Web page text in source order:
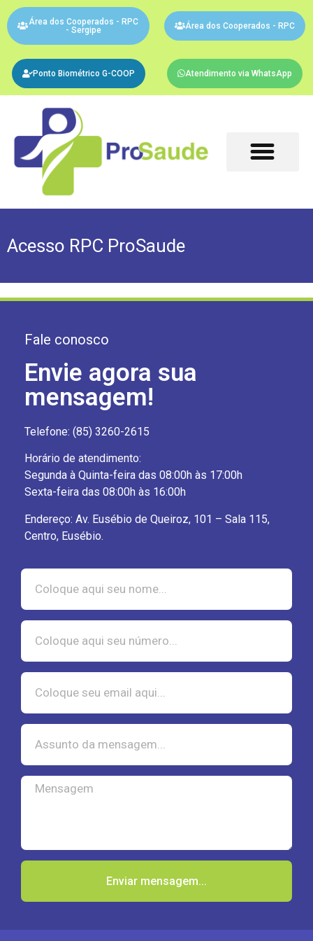
Área dos Cooperados - RPC
- Sergipe
Área dos Cooperados - RPC
Ponto Biométrico G-COOP Atendimento via WhatsApp
Acesso RPC ProSaude
Fale conosco
Envie agora sua
mensagem!
Telefone: (85) 3260-2615
Horário de atendimento:
Segunda à Quinta-feira das 08:00h às 17:00h
Sexta-feira das 08:00h às 16:00h
Endereço: Av. Eusébio de Queiroz, 101 – Sala 115,
Centro, Eusébio.
Enviar mensagem...